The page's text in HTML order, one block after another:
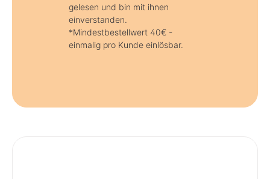
gelesen und bin mit ihnen
einverstanden.
*Mindestbestellwert 40€ -
einmalig pro Kunde einlösbar.